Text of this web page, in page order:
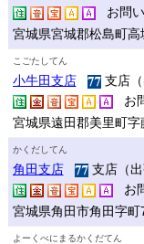
お問
宮城県宮城郡松島町高
こごたしてん
小牛田支店
支店（
お
宮城県遠田郡美里町字
かくだしてん
角田支店
支店（
お
宮城県角田市角田字町
よーくべにまるかくだてん